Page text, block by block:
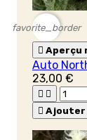
favorite_border
 Aperçu
Auto
23,00 €
 
 Ajouter